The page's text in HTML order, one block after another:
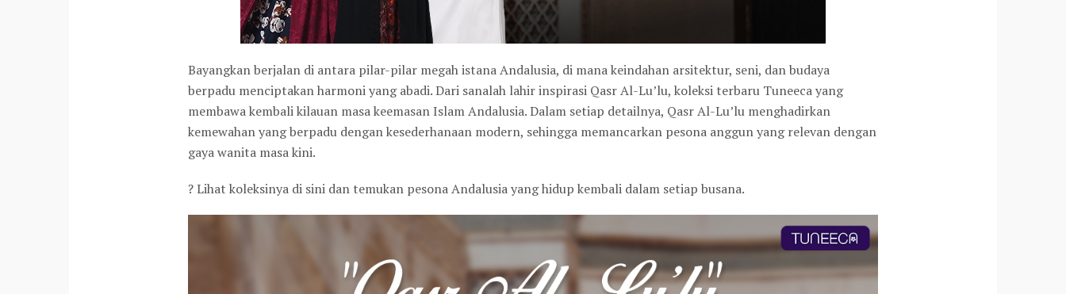
Bayangkan berjalan di antara pilar-pilar megah istana Andalusia, di mana keindahan arsitektur, seni, dan budaya
berpadu menciptakan harmoni yang abadi. Dari sanalah lahir inspirasi Qasr Al-Lu’lu, koleksi terbaru Tuneeca yang
membawa kembali kilauan masa keemasan Islam Andalusia. Dalam setiap detailnya, Qasr Al-Lu’lu menghadirkan
kemewahan yang berpadu dengan kesederhanaan modern, sehingga memancarkan pesona anggun yang relevan dengan
gaya wanita masa kini.
? Lihat koleksinya di sini dan temukan pesona Andalusia yang hidup kembali dalam setiap busana.